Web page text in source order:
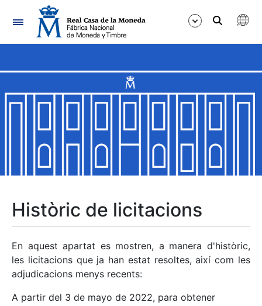
Navegació
Mostra/Amaga
Mostra/Amaga
Mostra/Amaga
Mostra/Amaga
Històric de licitacions
En aquest apartat es mostren, a manera d'històric,
les licitacions que ja han estat resoltes, així com les
adjudicacions menys recents:
A partir del 3 de mayo de 2022, para obtener